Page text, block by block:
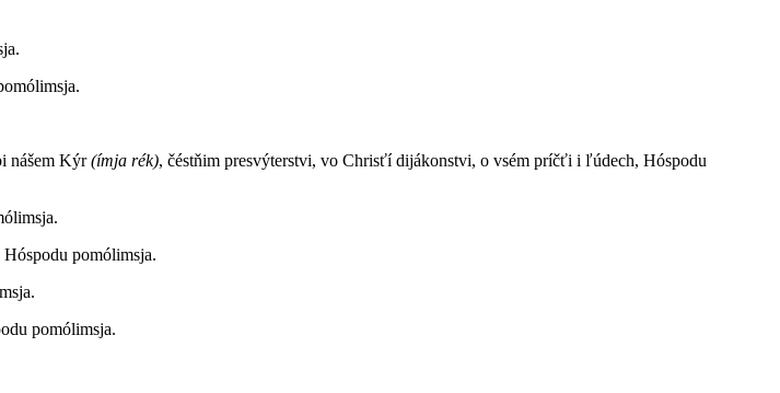
nášem Kýr(ímja rék), čéstňim presvýterstvi, vo Chrisťí dijákonstvi, o vsém príčťi i ľúdech, Hóspodu
pomólimsja.
pomólimsja.